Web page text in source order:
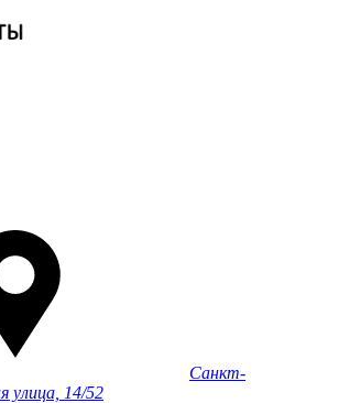
Санкт-
улица, 14/52